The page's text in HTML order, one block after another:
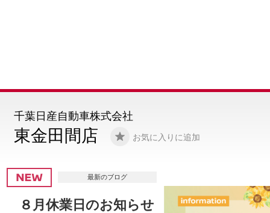
東金田間店 お気に入りに追加
千葉日産自動車株式会社
定休日のお知らせ